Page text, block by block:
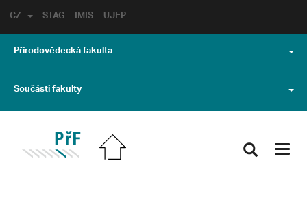
STAG IMIS UJEP
CZ
Přírodovědecká fakulta
Součásti fakulty